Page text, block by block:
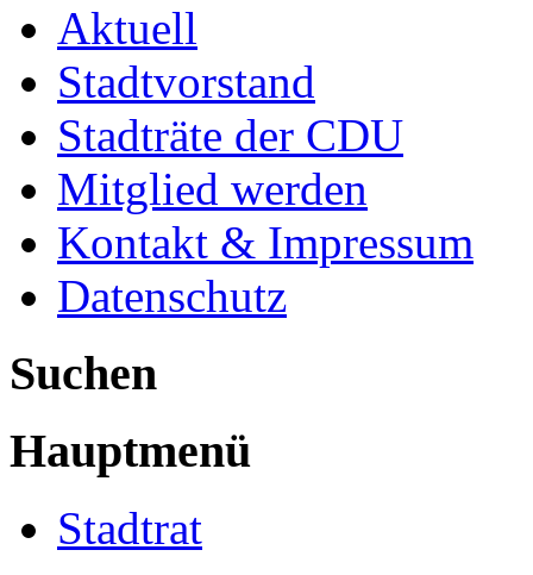
Aktuell
Stadtvorstand
Stadträte der CDU
Mitglied werden
Kontakt & Impressum
Datenschutz
Suchen
Hauptmenü
Stadtrat